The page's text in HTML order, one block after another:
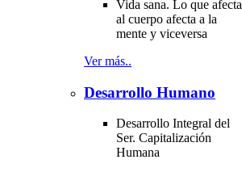
Vida sana. Lo que afecta
al cuerpo afecta a la
mente y viceversa
Ver más..
Desarrollo Humano
Desarrollo Integral del
Ser. Capitalización
Humana